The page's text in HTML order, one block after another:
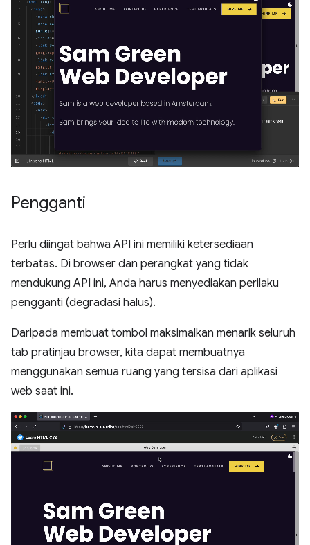
Pengganti
Perlu diingat bahwa API ini memiliki ketersediaan
terbatas. Di browser dan perangkat yang tidak
mendukung API ini, Anda harus menyediakan perilaku
pengganti (degradasi halus).
Daripada membuat tombol maksimalkan menarik seluruh
tab pratinjau browser, kita dapat membuatnya
menggunakan semua ruang yang tersisa dari aplikasi
web saat ini.